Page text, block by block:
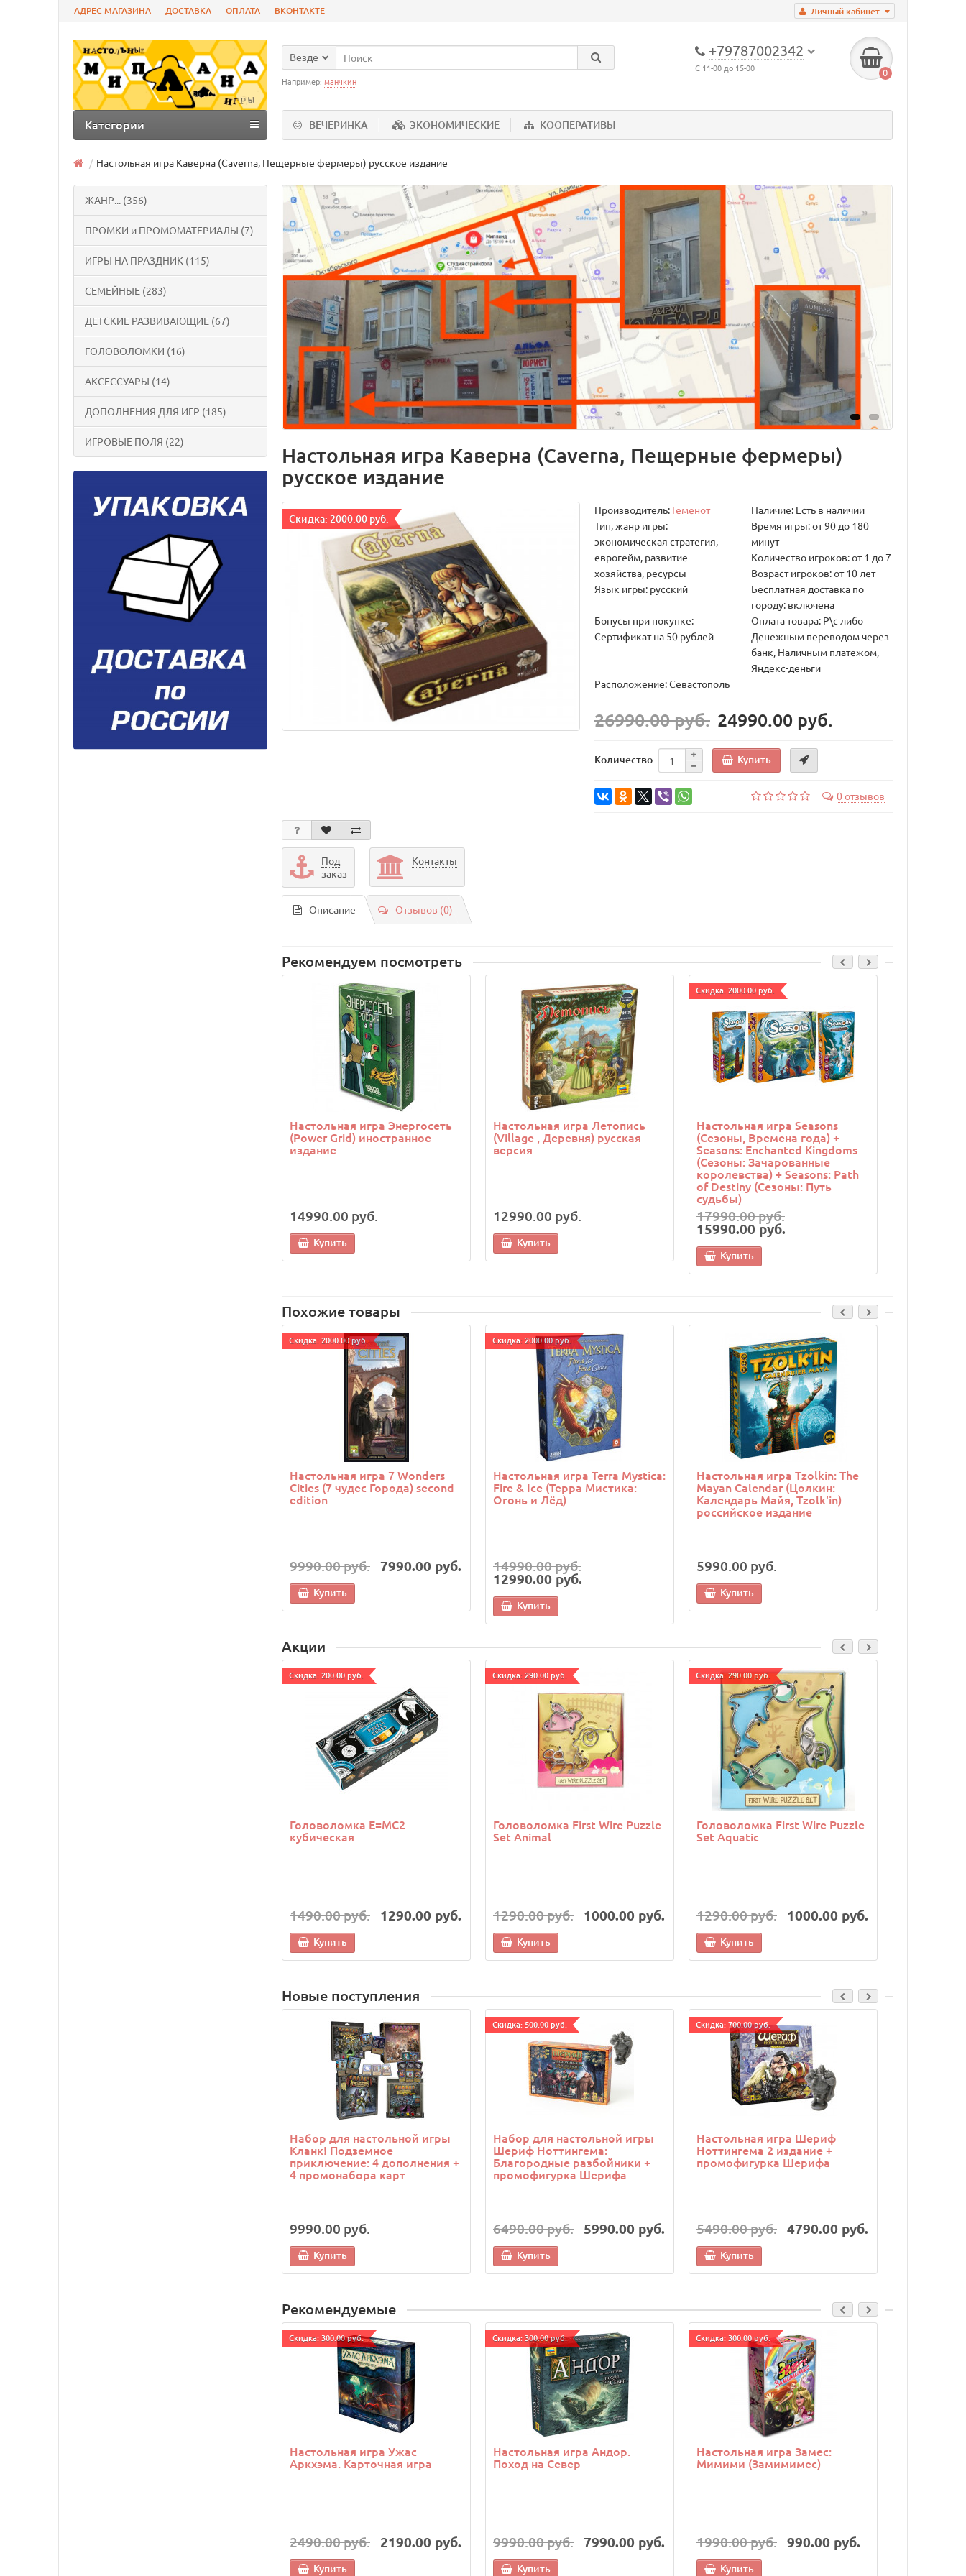
Личный кабинет
АДРЕС МАГАЗИНА ДОСТАВКА ОПЛАТА ВКОНТАКТЕ
+79787002342
С 11-00 до 15-00 0
Везде
Например: манчкин
ВЕЧЕРИНКА ЭКОНОМИЧЕСКИЕ КООПЕРАТИВЫ
Категории
Настольная игра Каверна (Caverna, Пещерные фермеры) русское издание
ЖАНР... (356)
ПРОМКИ и ПРОМОМАТЕРИАЛЫ (7)
ИГРЫ НА ПРАЗДНИК (115)
СЕМЕЙНЫЕ (283)
ДЕТСКИЕ РАЗВИВАЮЩИЕ (67)
ГОЛОВОЛОМКИ (16)
АКСЕССУАРЫ (14)
ДОПОЛНЕНИЯ ДЛЯ ИГР (185)
ИГРОВЫЕ ПОЛЯ (22)
Настольная игра Каверна (Caverna, Пещерные фермеры)
русское издание
Cкидка: 2000.00 руб.
Производитель: Геменот
Наличие: Есть в наличии
Тип, жанр игры:
экономическая стратегия,
еврогейм, развитие
хозяйства, ресурсы
Время игры: от 90 до 180
минут
Количество игроков: от 1 до 7
Возраст игроков: от 10 лет
Язык игры: русский
Бесплатная доставка по
городу: включена
Бонусы при покупке:
Сертификат на 50 рублей
Оплата товара: Р\с либо
Денежным переводом через
банк, Наличным платежом,
Яндекс-деньги
Расположение: Севастополь
26990.00 руб. 24990.00 руб.
Количество Купить
0 отзывов
Под
заказ
Контакты
Описание Отзывов (0)
Рекомендуем посмотреть
Настольная игра Энергосеть
(Power Grid) иностранное
издание
14990.00 руб.
Купить
Настольная игра Летопись
(Village , Деревня) русская
версия
12990.00 руб.
Купить
Cкидка: 2000.00 руб.
Настольная игра Seasons
(Сезоны, Времена года) +
Seasons: Enchanted Kingdoms
(Сезоны: Зачарованные
королевства) + Seasons: Path
of Destiny (Сезоны: Путь
судьбы)
17990.00 руб.
15990.00 руб.
Купить
Похожие товары
Cкидка: 2000.00 руб.
Настольная игра 7 Wonders
Cities (7 чудес Города) second
edition
9990.00 руб. 7990.00 руб.
Купить
Cкидка: 2000.00 руб.
Настольная игра Terra Mystica:
Fire & Ice (Терра Мистика:
Огонь и Лёд)
14990.00 руб.
12990.00 руб.
Купить
Настольная игра Tzolkin: The
Mayan Calendar (Цолкин:
Календарь Майя, Tzolk'in)
российское издание
5990.00 руб.
Купить
Акции
Cкидка: 200.00 руб.
Головоломка E=MC2
кубическая
1490.00 руб. 1290.00 руб.
Купить
Cкидка: 290.00 руб.
Головоломка First Wire Puzzle
Set Animal
1290.00 руб. 1000.00 руб.
Купить
Cкидка: 290.00 руб.
Головоломка First Wire Puzzle
Set Aquatic
1290.00 руб. 1000.00 руб.
Купить
Новые поступления
Набор для настольной игры
Кланк! Подземное
приключение: 4 дополнения +
4 промонабора карт
9990.00 руб.
Купить
Cкидка: 500.00 руб.
Набор для настольной игры
Шериф Ноттингема:
Благородные разбойники +
промофигурка Шерифа
6490.00 руб. 5990.00 руб.
Купить
Cкидка: 700.00 руб.
Настольная игра Шериф
Ноттингема 2 издание +
промофигурка Шерифа
5490.00 руб. 4790.00 руб.
Купить
Рекомендуемые
Cкидка: 300.00 руб.
Настольная игра Ужас
Аркхэма. Карточная игра
2490.00 руб. 2190.00 руб.
Купить
Cкидка: 300.00 руб.
Настольная игра Андор.
Поход на Север
9990.00 руб. 7990.00 руб.
Купить
Cкидка: 300.00 руб.
Настольная игра Замес:
Мимими (Замимимес)
1990.00 руб. 990.00 руб.
Купить